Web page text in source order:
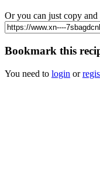
Or you can just copy and
Bookmark this
You need to login or